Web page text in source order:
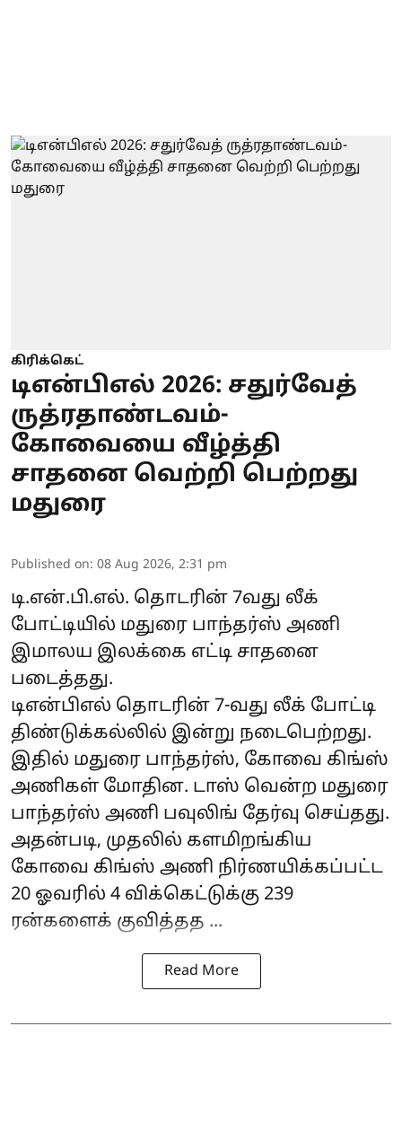
கிரிக்கெட்
டிஎன்பிஎல் 2026: சதுர்வேத்
ருத்ரதாண்டவம்-
கோவையை வீழ்த்தி
சாதனை வெற்றி பெற்றது
மதுரை
Published on: 08 Aug 2026, 2:31 pm
டி.என்.பி.எல். தொடரின் 7வது லீக்
போட்டியில் மதுரை பாந்தர்ஸ் அணி
இமாலய இலக்கை எட்டி சாதனை
படைத்தது.
டிஎன்பிஎல் தொடரின் 7-வது லீக் போட்டி
திண்டுக்கல்லில் இன்று நடைபெற்றது.
இதில் மதுரை பாந்தர்ஸ், கோவை கிங்ஸ்
அணிகள் மோதின. டாஸ் வென்ற மதுரை
பாந்தர்ஸ் அணி பவுலிங் தேர்வு செய்தது.
அதன்படி, முதலில் களமிறங்கிய
கோவை கிங்ஸ் அணி நிர்ணயிக்கப்பட்ட
20 ஓவரில் 4 விக்கெட்டுக்கு 239
ரன்களைக் குவித்தத ...
Read More